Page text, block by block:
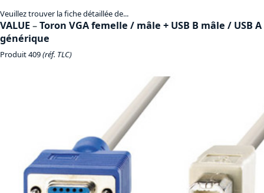
Veuillez trouver la fiche détaillée de...
VALUE–Toron VGA femelle / mâle + USB B mâle / USB
générique
Produit 409(réf. TLC)